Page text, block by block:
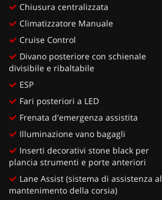
Chiusura centralizzata
Climatizzatore Manuale
Cruise Control
Divano posteriore con schienale
divisibile e ribaltabile
ESP
Fari posteriori a LED
Frenata d'emergenza assistita
Illuminazione vano bagagli
Inserti decorativi stone black per
plancia strumenti e porte anteriori
Lane Assist (sistema di assistenza al
mantenimento della corsia)